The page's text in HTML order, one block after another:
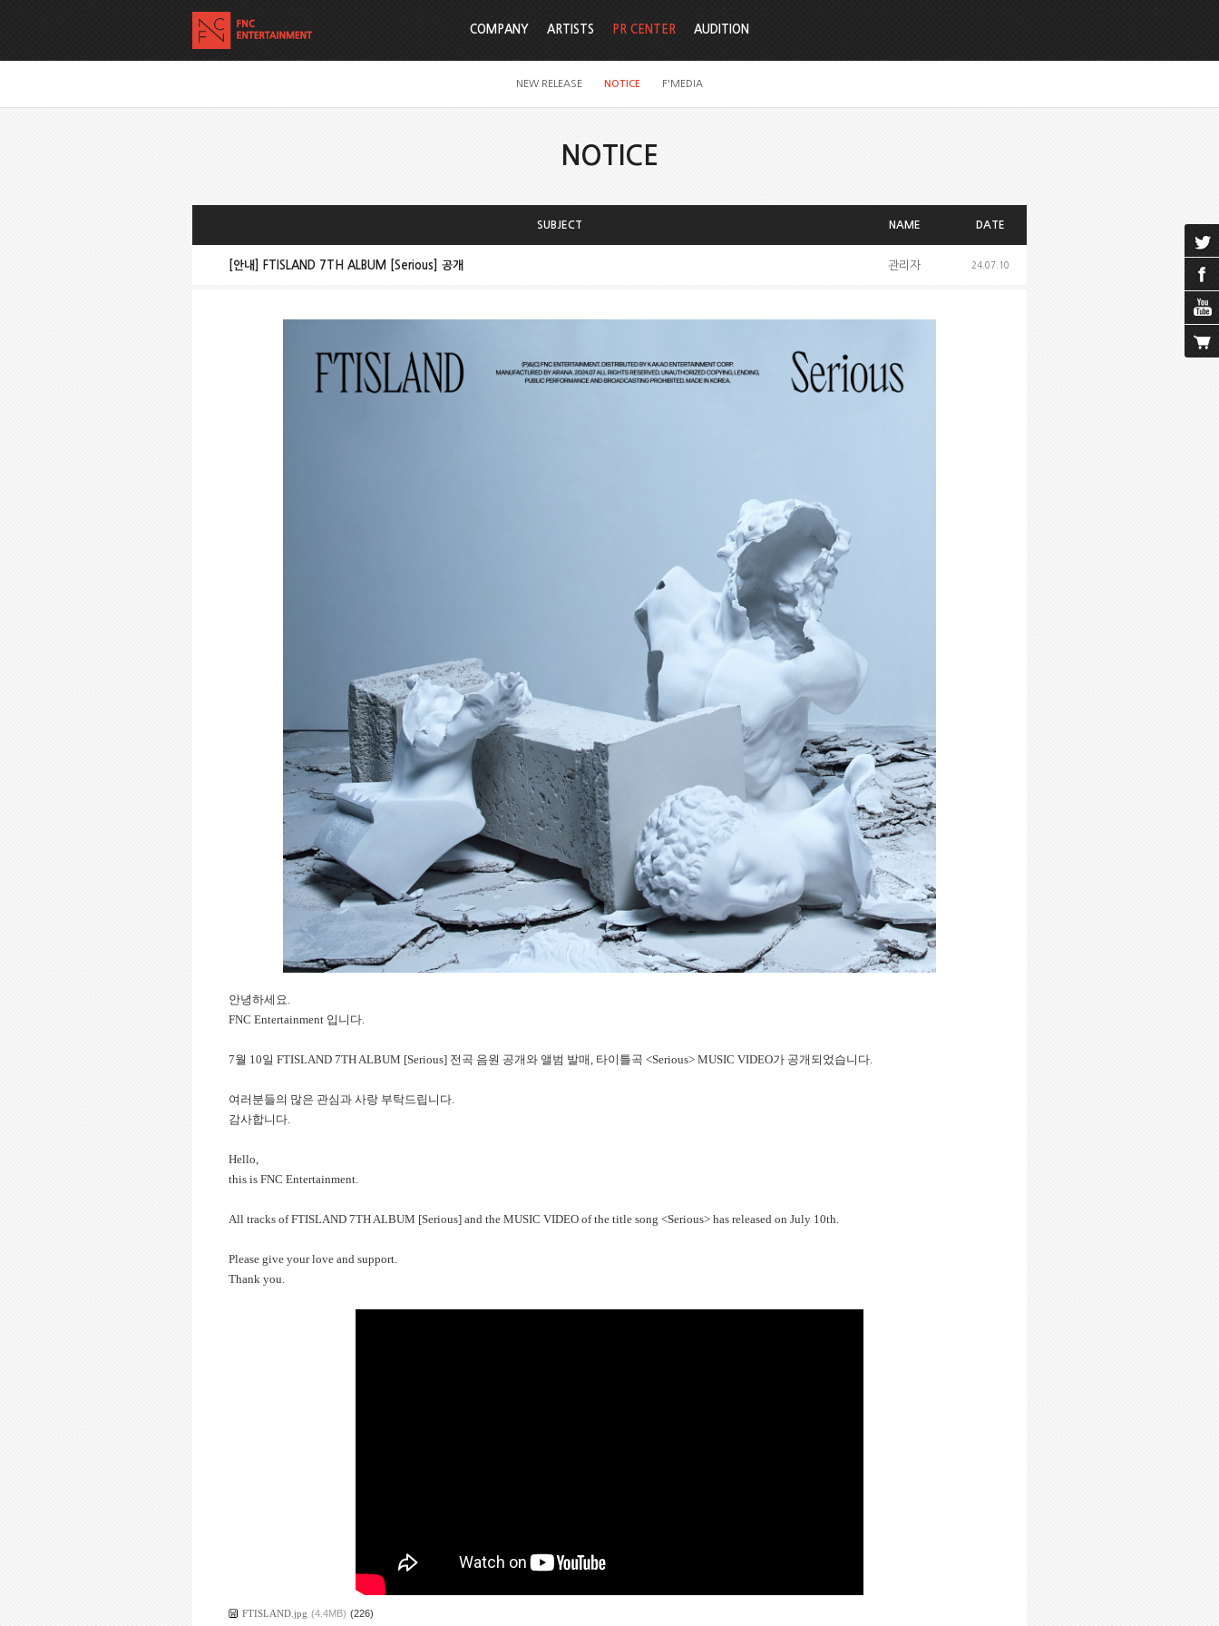
COMPANY ARTISTS PR CENTER
NEW RELEASE NOTICE F'MEDIA
AUDITION
NOTICE
SUBJECT NAME DATE
[안내] FTISLAND 7TH ALBUM [Serious] 공개 관리자 24.07.10
안녕하세요.
FNC Entertainment 입니다.
7월 10일 FTISLAND 7TH ALBUM [Serious] 전곡 음원 공개와 앨범 발매, 타이틀곡 <Serious> MUSIC VIDEO가 공개되었습니다.
여러분들의 많은 관심과 사랑 부탁드립니다.
감사합니다.
Hello,
this is FNC Entertainment.
All tracks of FTISLAND 7TH ALBUM [Serious] and the MUSIC VIDEO of the title song <Serious> has released on July 10th.
Please give your love and support.
Thank you.
FTISLAND.jpg (4.4MB) (226)